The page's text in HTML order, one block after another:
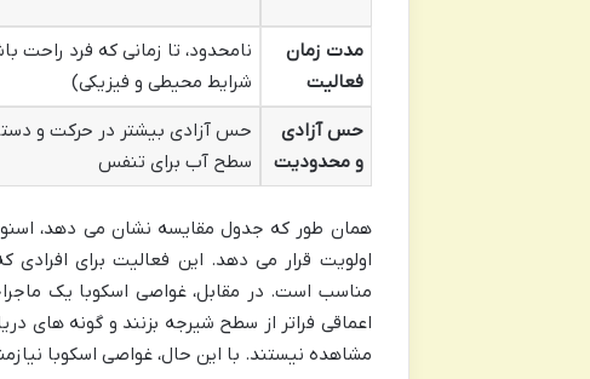
مدت زمان
فعالیت
نامحدود، تا زمانی که فرد راحت
شرایط محیطی و فیزیکی)
حس آزادی
و محدودیت
حس آزادی بیشتر در حرکت و
سطح آب برای تنفس
همان طور که جدول مقایسه نشان می دهد،
اولویت قرار می دهد. این فعالیت برای
مناسب است. در مقابل، غواصی اسکوبا یک
اعماقی فراتر از سطح شیرجه بزنند و گونه های
مشاهده نیستند. با این حال، غواصی اسکوبا